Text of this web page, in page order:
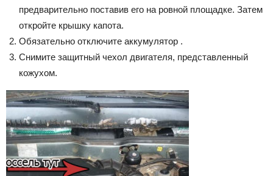
предварительно поставив его на ровной площадке. Затем
откройте крышку капота.
Обязательно отключите аккумулятор .
Снимите защитный чехол двигателя, представленный
кожухом.